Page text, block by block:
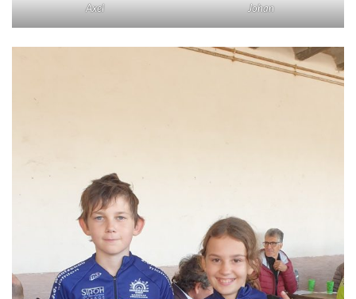
Axel Johan